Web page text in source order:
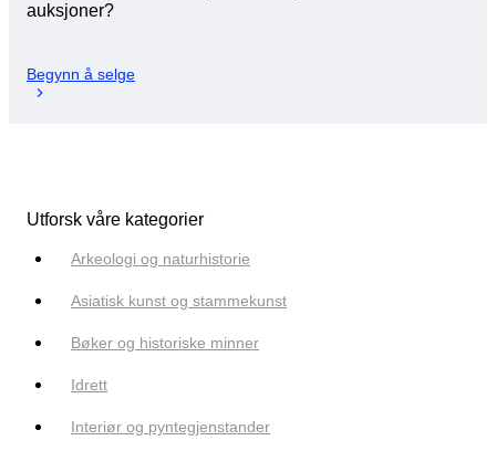
auksjoner?
Begynn å selge
Utforsk våre kategorier
Arkeologi og naturhistorie
Asiatisk kunst og stammekunst
Bøker og historiske minner
Idrett
Interiør og pyntegjenstander